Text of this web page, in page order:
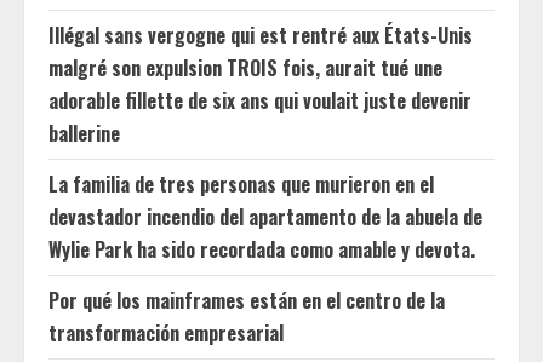
Illégal sans vergogne qui est rentré aux États-Unis
malgré son expulsion TROIS fois, aurait tué une
adorable fillette de six ans qui voulait juste devenir
ballerine
La familia de tres personas que murieron en el
devastador incendio del apartamento de la abuela de
Wylie Park ha sido recordada como amable y devota.
Por qué los mainframes están en el centro de la
transformación empresarial